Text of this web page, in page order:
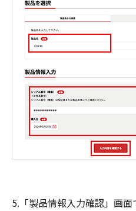
5.「製品情報入力確認」画